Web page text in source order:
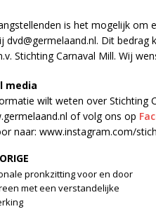
is het mogelijk om
dvd@germelaand.nl. Dit
Stichting Carnaval Mill. Wij
media
wilt weten over Stichting
of volg ons op
naar: www.instagram.com/
pronkzitting voor en door
met een verstandelijke